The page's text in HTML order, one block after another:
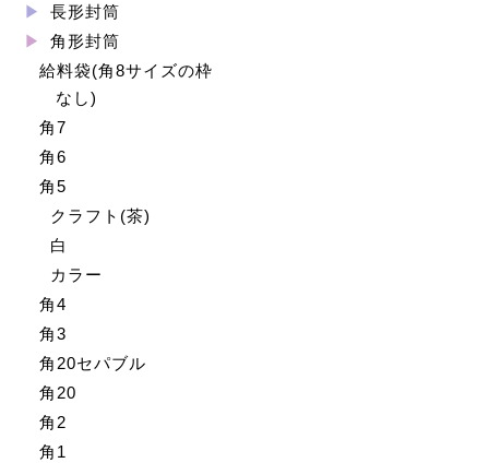
長形封筒
角形封筒
給料袋(角8サイズの枠
なし)
角7
角6
角5
クラフト(茶)
白
カラー
角4
角3
角20セパブル
角20
角2
角1